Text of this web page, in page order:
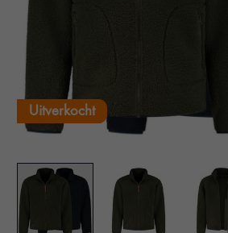
Uitverkocht